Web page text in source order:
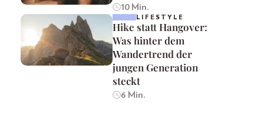
10 Min.
LIFESTYLE
Hike statt Hangover:
Was hinter dem
Wandertrend der
jungen Generation
steckt
6 Min.